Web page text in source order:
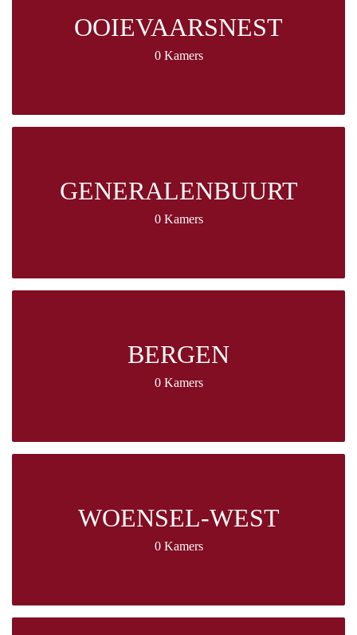
OOIEVAARSNEST
0 Kamers
GENERALENBUURT
0 Kamers
BERGEN
0 Kamers
WOENSEL-WEST
0 Kamers